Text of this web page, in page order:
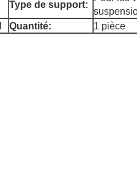
Type de support:
Quantité: 1 pièce